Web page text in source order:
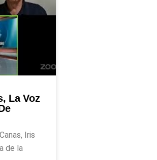
La Voz
Iris
de la